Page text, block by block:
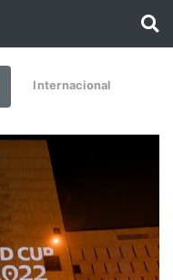
Internacional